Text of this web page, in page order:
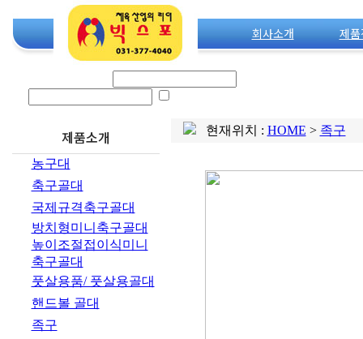
제
회사소개
제품소개
농구대
축구골대
국제규격축구골대
방치형미니축구골대
높이조절접이식미니
축구골대
풋살용품/ 풋살용골대
핸드볼 골대
족구
현재위치 : HOME > 족구